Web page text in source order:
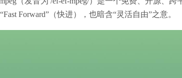
Forward”（快进），也暗含“灵活自由”之意。